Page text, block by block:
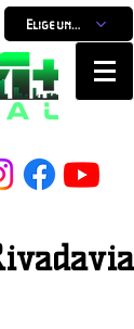
Elige un horario